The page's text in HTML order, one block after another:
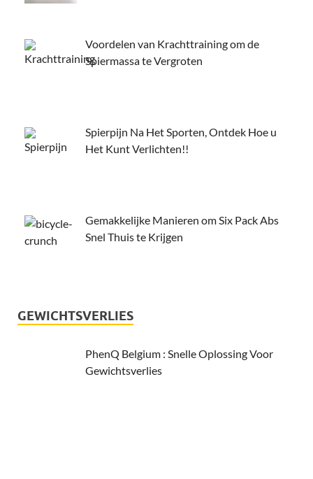
Voordelen van Krachttraining om de
Spiermassa te Vergroten
Spierpijn Na Het Sporten, Ontdek Hoe u
Het Kunt Verlichten!!
Gemakkelijke Manieren om Six Pack Abs
Snel Thuis te Krijgen
GEWICHTSVERLIES
PhenQ Belgium : Snelle Oplossing Voor
Gewichtsverlies